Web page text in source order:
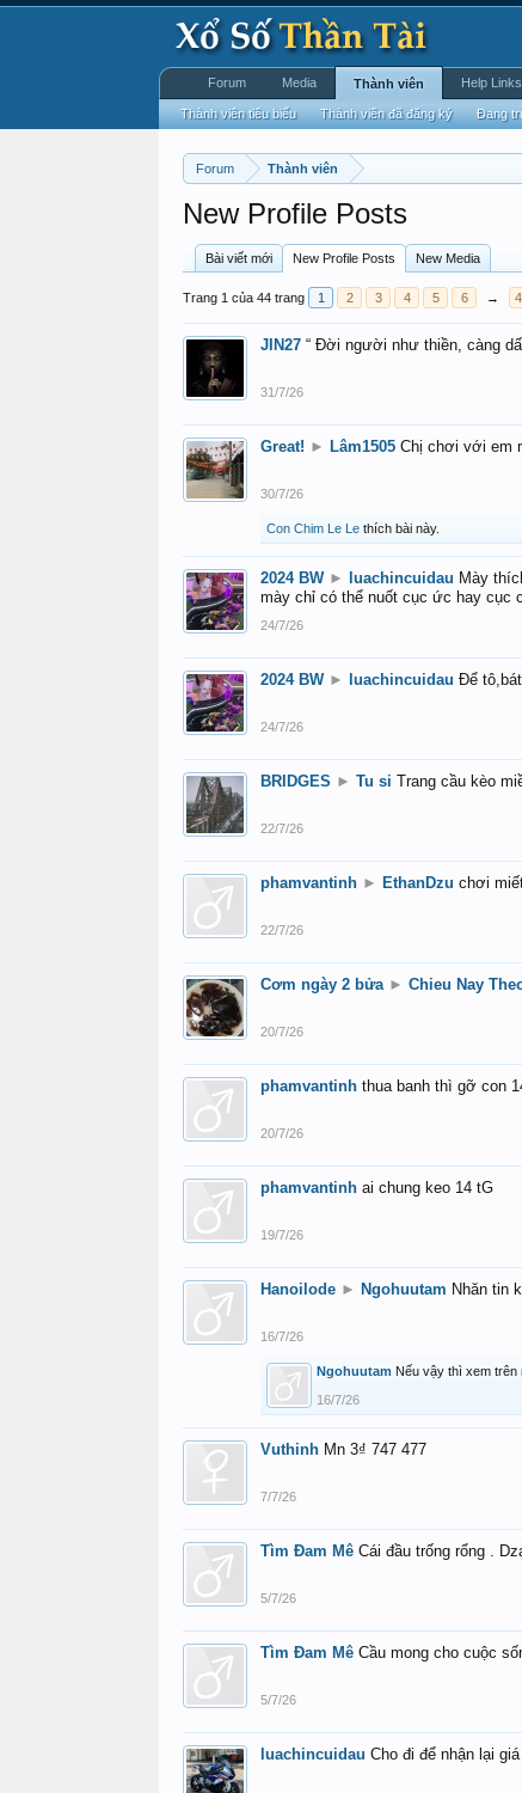
Forum Thành viên
New Profile Posts
Bài viết mới New Profile Posts New Media
Trang 1 của 44 trang 1 2 3 4 5 6 →
JIN27 “ Đời người như thiền, càng
31/7/26
Great! ► Lâm1505 Chị chơi với em
30/7/26
Con Chim Le Le thích bài này.
2024 BW ► luachincuidau Mày
mày chỉ có thể nuốt cục ức hay cục
24/7/26
2024 BW ► luachincuidau Để
24/7/26
BRIDGES ► Tu si Trang cầu kèo
22/7/26
phamvantinh ► EthanDzu chơi
22/7/26
Cơm ngày 2 bửa ► Chieu Nay
20/7/26
phamvantinh thua banh thì gỡ con
20/7/26
phamvantinh ai chung keo 14 tG
19/7/26
Hanoilode ► Ngohuutam Nhăn tin
16/7/26
Ngohuutam Nếu vậy thì xem trên
16/7/26
Vuthinh Mn 3₫ 747 477
7/7/26
Tìm Đam Mê Cái đầu trống rổng .
5/7/26
Tìm Đam Mê Cầu mong cho cuộc
5/7/26
luachincuidau Cho đi để nhận lại
Forum Media Thành viên
Thành viên tiêu biểu Thành viên đã đăng ký Đang
Help Links